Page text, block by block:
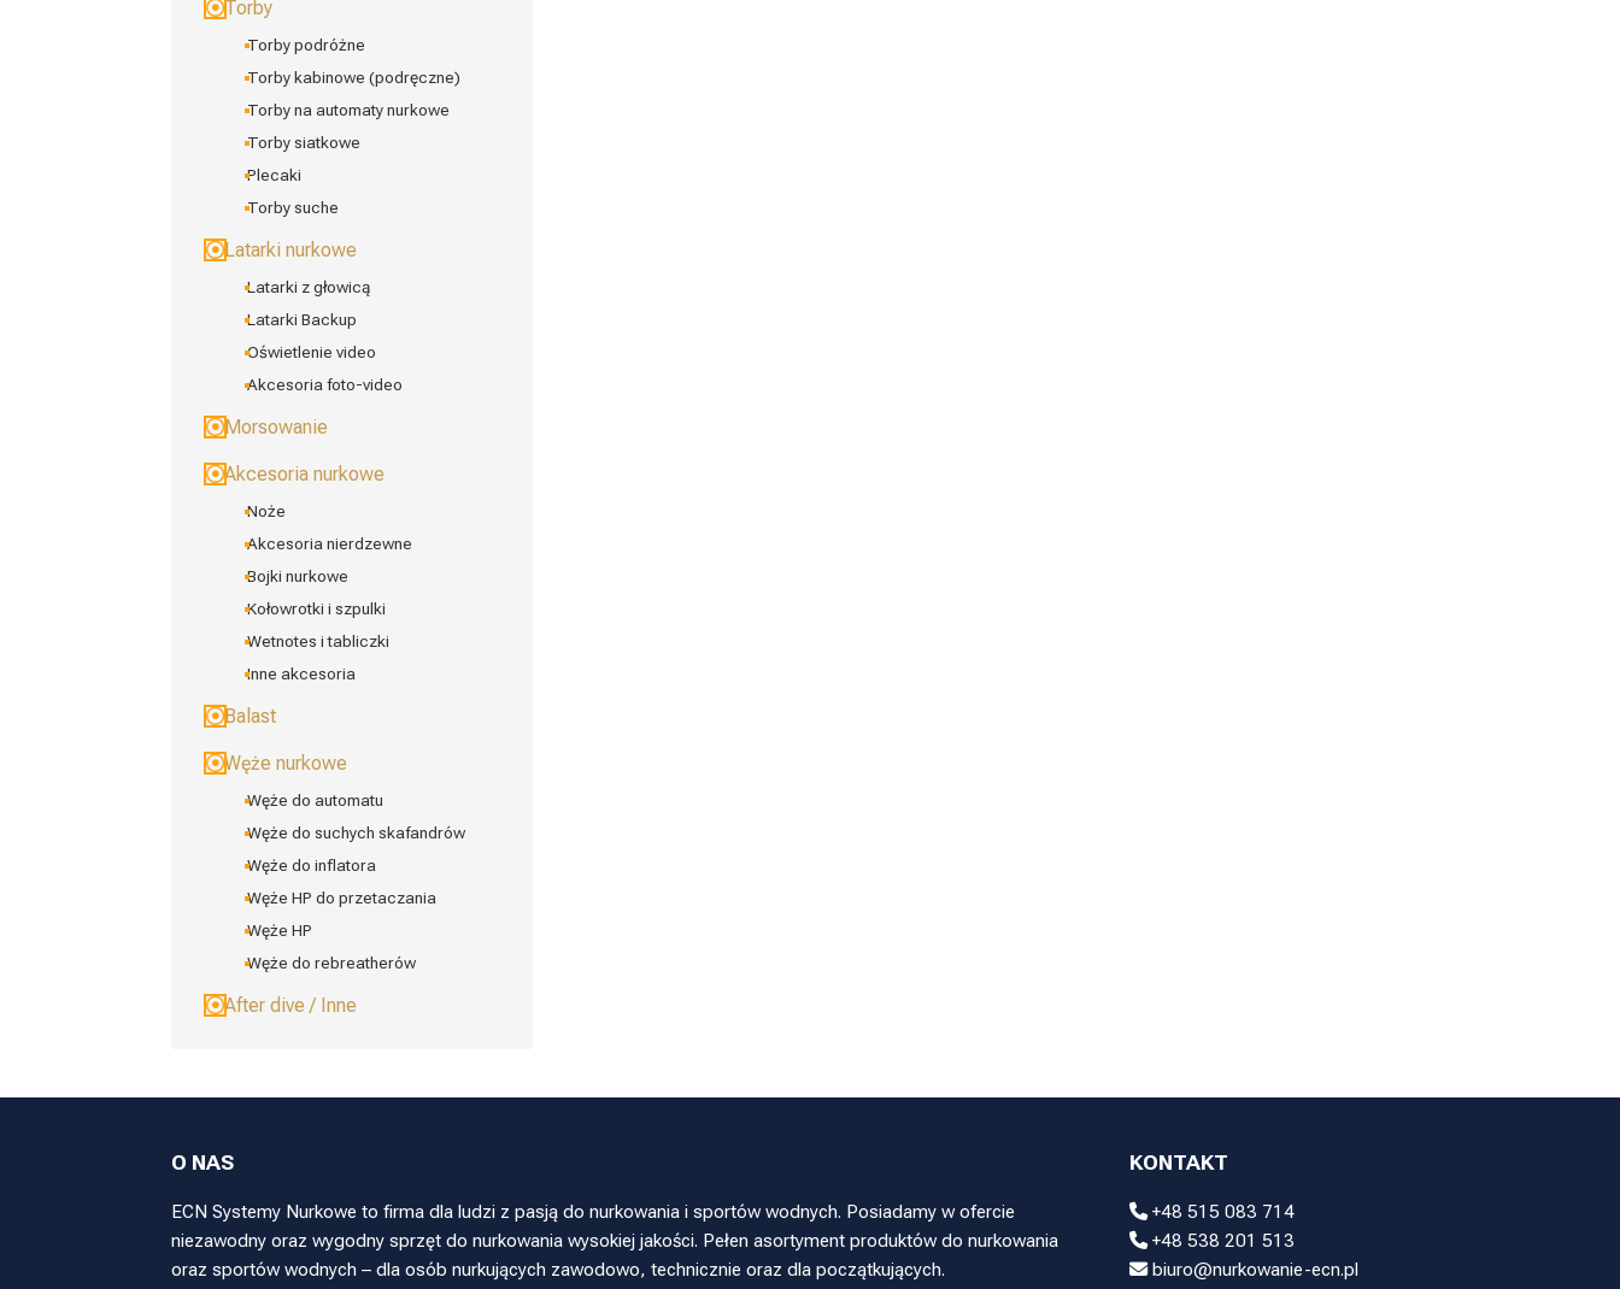
Torby
Torby podróżne
Torby kabinowe (podręczne)
Torby na automaty nurkowe
Torby siatkowe
Plecaki
Torby suche
Latarki nurkowe
Latarki z głowicą
Latarki Backup
Oświetlenie video
Akcesoria foto-video
Morsowanie
Akcesoria nurkowe
Noże
Akcesoria nierdzewne
Bojki nurkowe
Kołowrotki i szpulki
Wetnotes i tabliczki
Inne akcesoria
Balast
Węże nurkowe
Węże do automatu
Węże do suchych skafandrów
Węże do inflatora
Węże HP do przetaczania
Węże HP
Węże do rebreatherów
After dive / Inne
O NAS
ECN Systemy Nurkowe to firma dla ludzi z pasją do nurkowania i sportów wodnych. Posiadamy w ofercie
niezawodny oraz wygodny sprzęt do nurkowania wysokiej jakości. Pełen asortyment produktów do nurkowania
oraz sportów wodnych – dla osób nurkujących zawodowo, technicznie oraz dla początkujących.
KONTAKT
+48 515 083 714
+48 538 201 513
biuro@nurkowanie-ecn.pl